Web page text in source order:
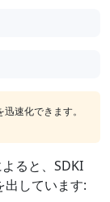
速化できます。
ると、SDKI
しています: